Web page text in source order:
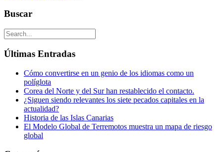
Buscar
Últimas Entradas
Cómo convertirse en un genio de los idiomas como un
políglota
Corea del Norte y del Sur han restablecido el contacto.
¿Siguen siendo relevantes los siete pecados capitales en la
actualidad?
Historia de las Islas Canarias
El Modelo Global de Terremotos muestra un mapa de riesgo
global